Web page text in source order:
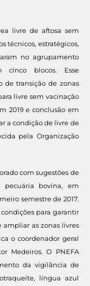
livre de aftosa sem
técnicos, estratégicos,
no agrupamento
cinco blocos. Esse
de transição de zonas
livre sem vacinação
2019 e conclusão em
a condição de livre de
pela Organização
com sugestões de
pecuária bovina, em
semestre de 2017.
para garantir
ampliar as zonas livres
o coordenador geral
Medeiros. O PNEFA
da vigilância de
língua azul